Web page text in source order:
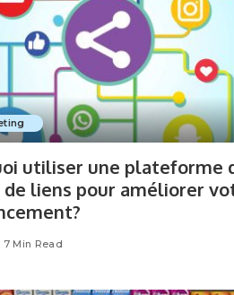
utiliser une plateforme
de liens pour améliorer
7 Min Read